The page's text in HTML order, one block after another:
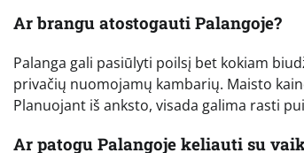
Ar brangu atostogauti Palangoje?
Palanga gali pasiūlyti poilsį bet kokiam
privačių nuomojamų kambarių. Maisto
Planuojant iš anksto, visada galima rasti
Ar patogu Palangoje keliauti su